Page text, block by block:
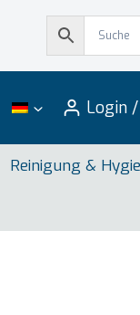
Login
Reinigung &